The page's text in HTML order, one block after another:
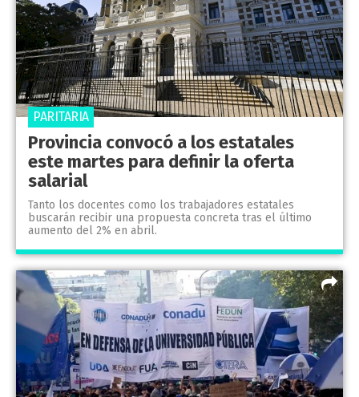
Provincia convocó a los estatales
este martes para definir la oferta
salarial
Tanto los docentes como los trabajadores estatales
buscarán recibir una propuesta concreta tras el último
aumento del 2% en abril.
PARITARIA